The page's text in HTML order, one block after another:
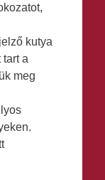
kutya
a
meg